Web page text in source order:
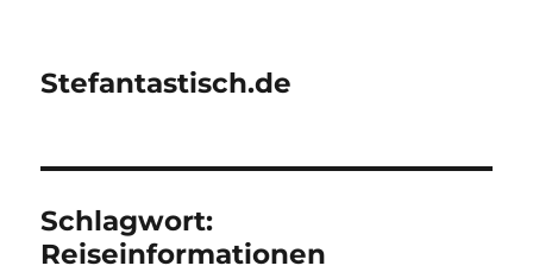
Stefantastisch.de
Schlagwort:
Reiseinformationen